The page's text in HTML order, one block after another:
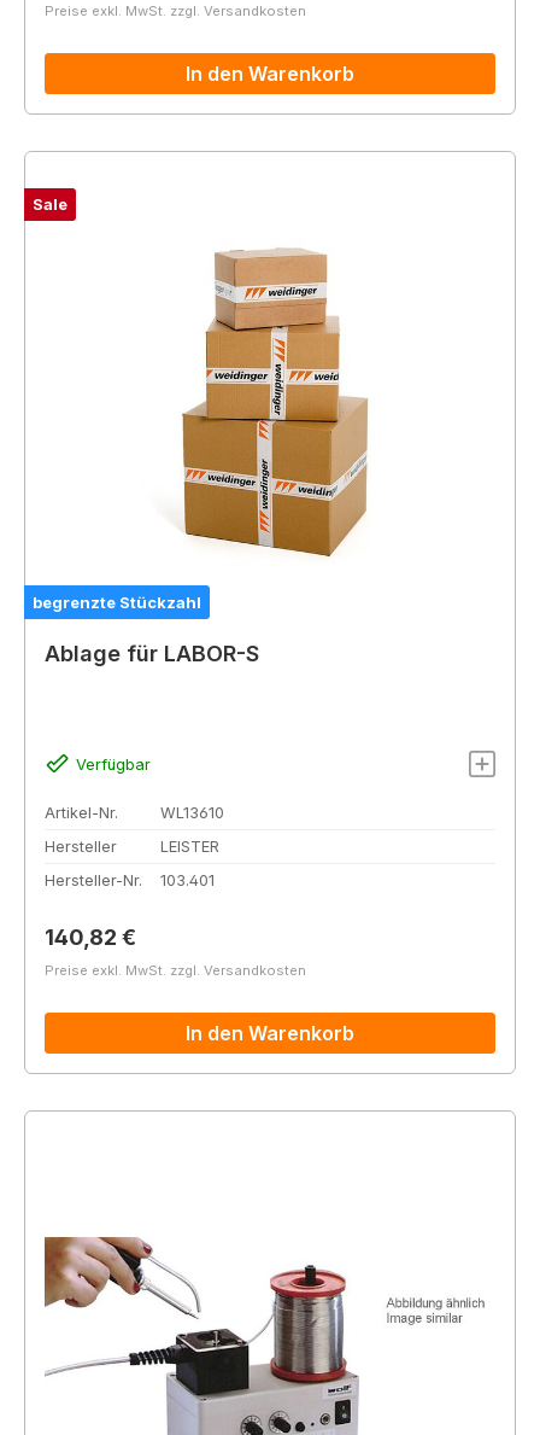
Preise exkl. MwSt. zzgl. Versandkosten
In den Warenkorb
Sale
begrenzte Stückzahl
Ablage für LABOR-S
Verfügbar
Artikel-Nr.
WL13610
Hersteller
LEISTER
Hersteller-Nr.
103.401
Regulärer Preis:
140,82 €
Preise exkl. MwSt. zzgl. Versandkosten
In den Warenkorb